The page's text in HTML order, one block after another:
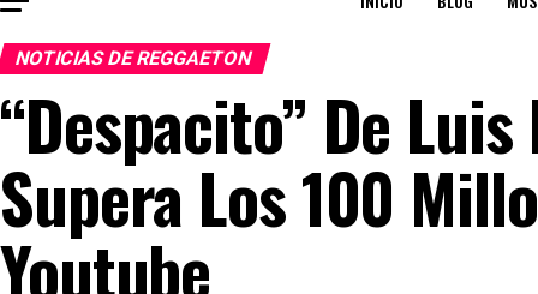
NOTICIAS DE REGGAETON
“Despacito” De
Supera Los 100
Youtube